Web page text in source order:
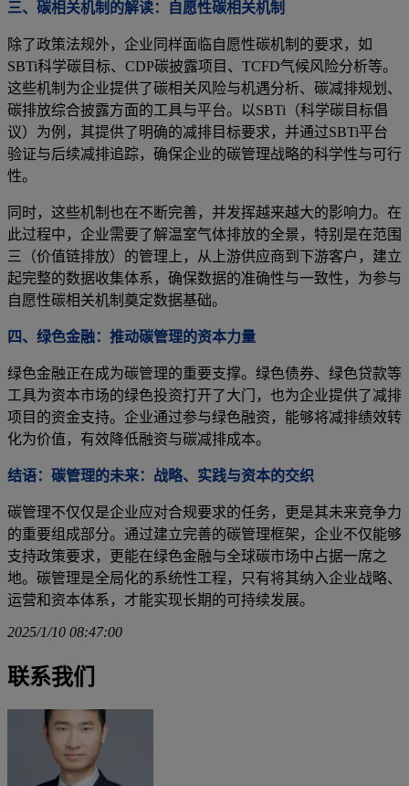
三、碳相关机制的解读：自愿性碳相关机制
除了政策法规外，企业同样面临自愿性碳机制的要求，如
SBTi科学碳目标、CDP碳披露项目、TCFD气候风险分析等。
这些机制为企业提供了碳相关风险与机遇分析、碳减排规划、
碳排放综合披露方面的工具与平台。以SBTi（科学碳目标倡
议）为例，其提供了明确的减排目标要求，并通过SBTi平台
验证与后续减排追踪，确保企业的碳管理战略的科学性与可行
性。
同时，这些机制也在不断完善，并发挥越来越大的影响力。在
此过程中，企业需要了解温室气体排放的全景，特别是在范围
三（价值链排放）的管理上，从上游供应商到下游客户，建立
起完整的数据收集体系，确保数据的准确性与一致性，为参与
自愿性碳相关机制奠定数据基础。
四、绿色金融：推动碳管理的资本力量
绿色金融正在成为碳管理的重要支撑。绿色债券、绿色贷款等
工具为资本市场的绿色投资打开了大门，也为企业提供了减排
项目的资金支持。企业通过参与绿色融资，能够将减排绩效转
化为价值，有效降低融资与碳减排成本。
结语：碳管理的未来：战略、实践与资本的交织
碳管理不仅仅是企业应对合规要求的任务，更是其未来竞争力
的重要组成部分。通过建立完善的碳管理框架，企业不仅能够
支持政策要求，更能在绿色金融与全球碳市场中占据一席之
地。碳管理是全局化的系统性工程，只有将其纳入企业战略、
运营和资本体系，才能实现长期的可持续发展。
2025/1/10 08:47:00
联系我们